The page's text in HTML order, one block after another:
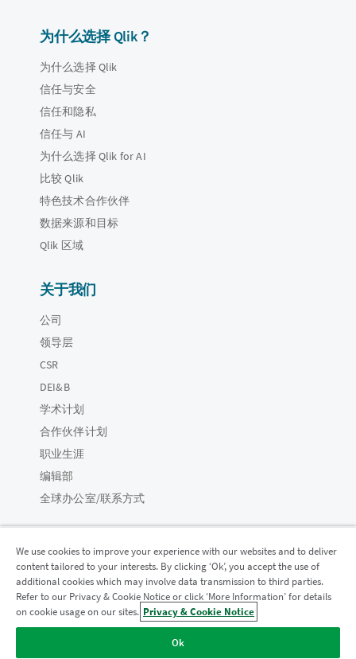
为什么选择 Qlik？
为什么选择 Qlik
信任与安全
信任和隐私
信任与 AI
为什么选择 Qlik for AI
比较 Qlik
特色技术合作伙伴
数据来源和目标
Qlik 区域
关于我们
公司
领导层
CSR
DEI&B
学术计划
合作伙伴计划
职业生涯
编辑部
全球办公室/联系方式
Qlik 社区
法律协议 产品条款 Legal Policies
法律条规
Do Not Share My Info
We use cookies to improve your experience with our websites and to deliver
content tailored to your interests. By clicking ‘Ok’, you accept the use of
additional cookies which may involve data transmission to third parties.
Refer to our Privacy & Cookie Notice or click ‘More Information’ for details
on cookie usage on our sites. Privacy & Cookie Notice
Ok